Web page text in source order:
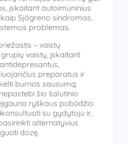
įskaitant autoimuninius
Sjögreno sindromas,
problemas.
– vaistų
vaistų, įskaitant
preparatus ir
burnos sausumą.
šio šalutinio
ryškaus pobūdžio.
su gydytoju ir,
alternatyvius
dozę.